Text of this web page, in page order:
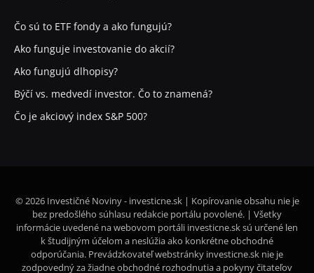
Čo sú to ETF fondy a ako fungujú?
Ako funguje investovanie do akcií?
Ako fungujú dlhopisy?
Býčí vs. medvedí investor. Čo to znamená?
Čo je akciový index S&P 500?
© 2026 Investičné Noviny - investicne.sk | Kopírovanie obsahu nie je
bez predošlého súhlasu redakcie portálu povolené. | Všetky
informácie uvedené na webovom portáli investicne.sk sú určené len
k študijným účelom a neslúžia ako konkrétne obchodné
odporúčania. Prevádzkovateľ webstránky investicne.sk nie je
zodpovedný za žiadne obchodné rozhodnutia a pokyny čitateľov